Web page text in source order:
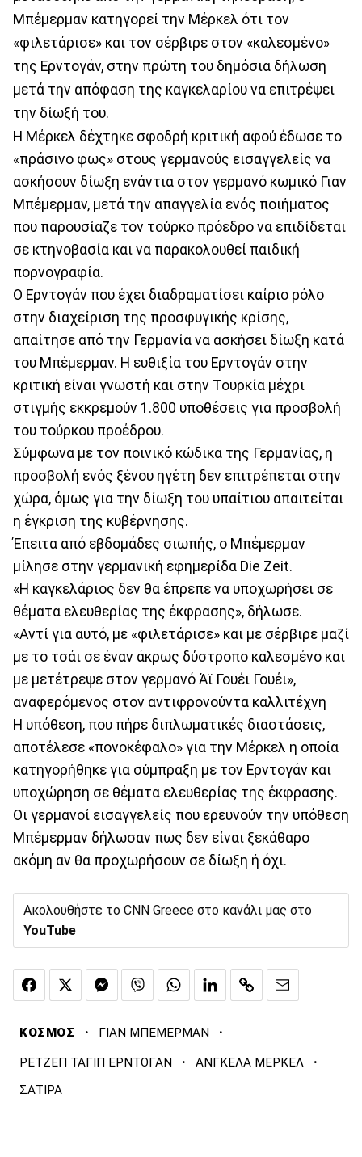
Μπέμερμαν κατηγορεί την Μέρκελ ότι τον
«φιλετάρισε» και τον σέρβιρε στον «καλεσμένο»
της Ερντογάν, στην πρώτη του δημόσια δήλωση
μετά την απόφαση της καγκελαρίου να επιτρέψει
την δίωξή του.
Η Μέρκελ δέχτηκε σφοδρή κριτική αφού έδωσε το
«πράσινο φως» στους γερμανούς εισαγγελείς να
ασκήσουν δίωξη ενάντια στον γερμανό κωμικό Γιαν
Μπέμερμαν, μετά την απαγγελία ενός ποιήματος
που παρουσίαζε τον τούρκο πρόεδρο να επιδίδεται
σε κτηνοβασία και να παρακολουθεί παιδική
πορνογραφία.
Ο Ερντογάν που έχει διαδραματίσει καίριο ρόλο
στην διαχείριση της προσφυγικής κρίσης,
απαίτησε από την Γερμανία να ασκήσει δίωξη κατά
του Μπέμερμαν. Η ευθιξία του Ερντογάν στην
κριτική είναι γνωστή και στην Τουρκία μέχρι
στιγμής εκκρεμούν 1.800 υποθέσεις για προσβολή
του τούρκου προέδρου.
Σύμφωνα με τον ποινικό κώδικα της Γερμανίας, η
προσβολή ενός ξένου ηγέτη δεν επιτρέπεται στην
χώρα, όμως για την δίωξη του υπαίτιου απαιτείται
η έγκριση της κυβέρνησης.
Έπειτα από εβδομάδες σιωπής, ο Μπέμερμαν
μίλησε στην γερμανική εφημερίδα Die Zeit.
«Η καγκελάριος δεν θα έπρεπε να υποχωρήσει σε
θέματα ελευθερίας της έκφρασης», δήλωσε.
«Αντί για αυτό, με «φιλετάρισε» και με σέρβιρε μαζί
με το τσάι σε έναν άκρως δύστροπο καλεσμένο και
με μετέτρεψε στον γερμανό Άϊ Γουέι Γουέι»,
αναφερόμενος στον αντιφρονούντα καλλιτέχνη
Η υπόθεση, που πήρε διπλωματικές διαστάσεις,
αποτέλεσε «πονοκέφαλο» για την Μέρκελ η οποία
κατηγορήθηκε για σύμπραξη με τον Ερντογάν και
υποχώρηση σε θέματα ελευθερίας της έκφρασης.
Οι γερμανοί εισαγγελείς που ερευνούν την υπόθεση
Μπέμερμαν δήλωσαν πως δεν είναι ξεκάθαρο
ακόμη αν θα προχωρήσουν σε δίωξη ή όχι.
Ακολουθήστε το CNN Greece στο κανάλι μας στο
YouTube
ΚΟΣΜΟΣ · ΓΙΑΝ ΜΠΕΜΕΡΜΑΝ ·
ΡΕΤΖΕΠ ΤΑΓΙΠ ΕΡΝΤΟΓΑΝ · ΑΝΓΚΕΛΑ ΜΕΡΚΕΛ ·
ΣΑΤΙΡΑ